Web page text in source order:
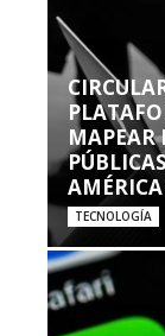
MAPEAR
TECNOLOGÍA